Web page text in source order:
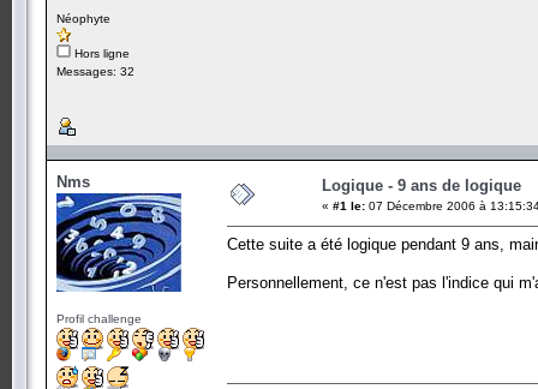
Néophyte
Hors ligne
Messages: 32
Nms
Profil challenge
Logique - 9 ans de logique
« #1 le: 07 Décembre 2006 à
Cette suite a été logique pendant 9 ans,
Personnellement, ce n'est pas l'indice qui